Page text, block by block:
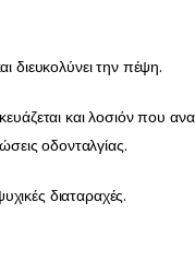
διευκολύνει την πέψη.
και λοσιόν που
οδονταλγίας.
διαταραχές.